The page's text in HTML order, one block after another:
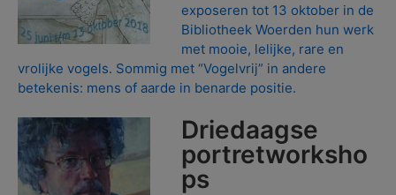
exposeren tot 13 oktober in de
Bibliotheek Woerden hun werk
met mooie, lelijke, rare en
vrolijke vogels. Sommig met “Vogelvrij” in andere
betekenis: mens of aarde in benarde positie.
Driedaagse
portretworksho
ps